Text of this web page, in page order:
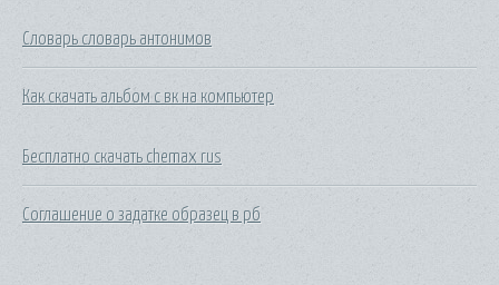
Словарь словарь антонимов
Как скачать альбом с вк на компьютер
Бесплатно скачать chemax rus
Соглашение о задатке образец в рб